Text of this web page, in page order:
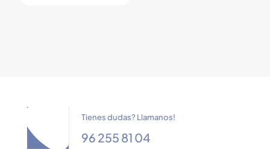
Tienes dudas? Llamanos!
96 255 81 04